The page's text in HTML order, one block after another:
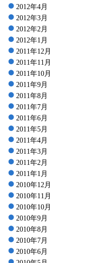
2012年4月
2012年3月
2012年2月
2012年1月
2011年12月
2011年11月
2011年10月
2011年9月
2011年8月
2011年7月
2011年6月
2011年5月
2011年4月
2011年3月
2011年2月
2011年1月
2010年12月
2010年11月
2010年10月
2010年9月
2010年8月
2010年7月
2010年6月